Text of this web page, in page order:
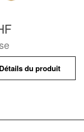
Détails du produit